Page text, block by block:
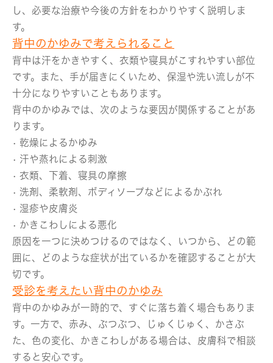
し、必要な治療や今後の方針をわかりやすく説明しま
す。
背中のかゆみで考えられること
背中は汗をかきやすく、衣類や寝具がこすれやすい部位
です。また、手が届きにくいため、保湿や洗い流しが不
十分になりやすいこともあります。
背中のかゆみでは、次のような要因が関係することがあ
ります。
• 乾燥によるかゆみ
• 汗や蒸れによる刺激
• 衣類、下着、寝具の摩擦
• 洗剤、柔軟剤、ボディソープなどによるかぶれ
• 湿疹や皮膚炎
• かきこわしによる悪化
原因を一つに決めつけるのではなく、いつから、どの範
囲に、どのような症状が出ているかを確認することが大
切です。
受診を考えたい背中のかゆみ
背中のかゆみが一時的で、すぐに落ち着く場合もありま
す。一方で、赤み、ぶつぶつ、じゅくじゅく、かさぶ
た、色の変化、かきこわしがある場合は、皮膚科で相談
すると安心です。